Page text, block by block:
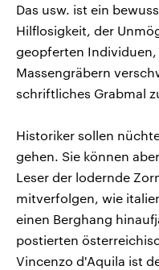
Das usw. ist ein
Hilflosigkeit, der
geopferten
Massengräbern
schriftliches Grabmal
Historiker sollen
gehen. Sie können
Leser der lodernde
mitverfolgen, wie
einen Berghang
postierten
Vincenzo d'Aquila ist